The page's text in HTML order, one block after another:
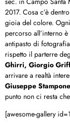
2017. Cosa c’è
gioia del colore.
percorso all’interno
antipasto di
rispetto il parterre
Ghirri, Giorgio
arrivare a realtà
Giuseppe
punto non ci resta
[awesome-gallery